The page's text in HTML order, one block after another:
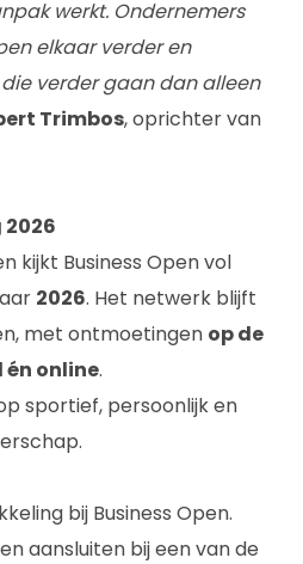
werkt. Ondernemers
elkaar verder en
verder gaan dan alleen
Trimbos, oprichter van
kijkt Business Open vol
2026. Het netwerk blijft
met ontmoetingen op de
online.
sportief, persoonlijk en
bij Business Open.
aansluiten bij een van de